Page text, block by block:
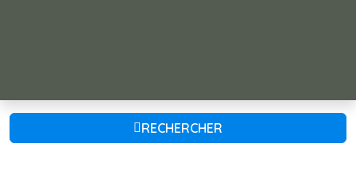
RECHERCHER